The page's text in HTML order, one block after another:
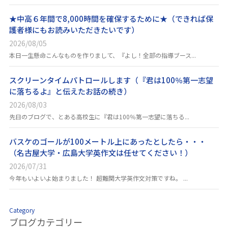
★中高６年間で8,000時間を確保するために★（できれば保
護者様にもお読みいただきたいです）
2026/08/05
本日一生懸命こんなものを作りまして、『よし！全部の指導ブース...
スクリーンタイムパトロールします（『君は100％第一志望
に落ちるよ』と伝えたお話の続き）
2026/08/03
先日のブログで、とある高校生に『君は100％第一志望に落ちる...
バスケのゴールが100メートル上にあったとしたら・・・
（名古屋大学・広島大学英作文は任せてください！）
2026/07/31
今年もいよいよ始まりました！ 超難関大学英作文対策ですね。 ...
Category
ブログカテゴリー